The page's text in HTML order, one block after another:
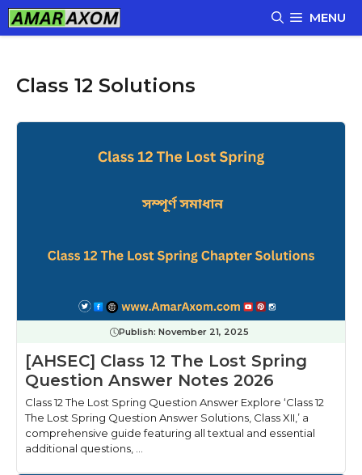
Skip
to
MENU
Class 12 Solutions
Publish: November 21, 2025
[AHSEC] Class 12 The Lost Spring
Question Answer Notes 2026
Class 12 The Lost Spring Question Answer Explore ‘Class 12
The Lost Spring Question Answer Solutions, Class XII,’ a
comprehensive guide featuring all textual and essential
additional questions, ...